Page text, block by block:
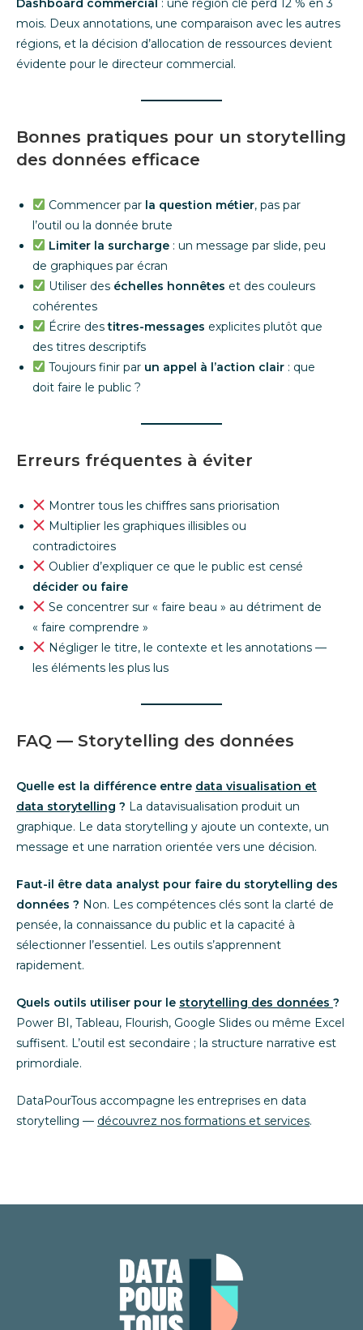
Dashboard commercial : une région clé perd 12 % en 3
mois. Deux annotations, une comparaison avec les autres
régions, et la décision d’allocation de ressources devient
évidente pour le directeur commercial.
Bonnes pratiques pour un storytelling
des données efficace
Commencer par la question métier, pas par
l’outil ou la donnée brute
Limiter la surcharge: un message par slide, peu
de graphiques par écran
Utiliser des échelles honnêtes et des couleurs
cohérentes
Écrire destitres-messages explicites plutôt que
des titres descriptifs
Toujours finir par un appel à l’action clair: que
doit faire le public ?
Erreurs fréquentes à éviter
Montrer tous les chiffres sans priorisation
Multiplier les graphiques illisibles ou
contradictoires
Oublier d’expliquer ce que le public est censé
décider ou faire
Se concentrer sur « faire beau » au détriment de
« faire comprendre »
Négliger le titre, le contexte et les annotations —
les éléments les plus lus
FAQ — Storytelling des données
Quelle est la différence entre data visualisation et
data storytelling ? La datavisualisation produit un
graphique. Le data storytelling y ajoute un contexte, un
message et une narration orientée vers une décision.
Faut-il être data analyst pour faire du storytelling des
données ? Non. Les compétences clés sont la clarté de
pensée, la connaissance du public et la capacité à
sélectionner l’essentiel. Les outils s’apprennent
rapidement.
Quels outils utiliser pour le storytelling des données ?
Power BI, Tableau, Flourish, Google Slides ou même Excel
suffisent. L’outil est secondaire ; la structure narrative est
primordiale.
DataPourTous accompagne les entreprises en data
storytelling — découvrez nos formations et services.